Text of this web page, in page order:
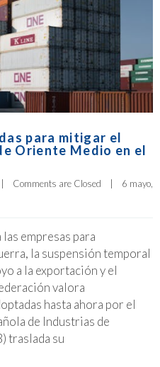
para mitigar el
Oriente Medio en el
Comments are Closed
6 mayo,
empresas para
la suspensión temporal
a la exportación y el
valora
hasta ahora por el
de Industrias de
traslada su